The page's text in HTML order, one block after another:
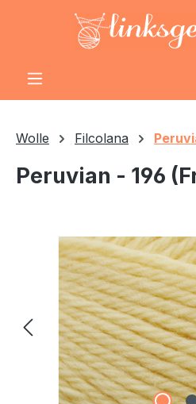
Zum Hauptinhalt springen
Wolle Filcolana
Peruvian - 196
Bildergalerie überspringen